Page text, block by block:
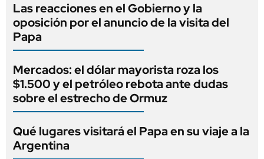
Las reacciones en el Gobierno y la
oposición por el anuncio de la visita del
Papa
Mercados: el dólar mayorista roza los
$1.500 y el petróleo rebota ante dudas
sobre el estrecho de Ormuz
Qué lugares visitará el Papa en su viaje a la
Argentina